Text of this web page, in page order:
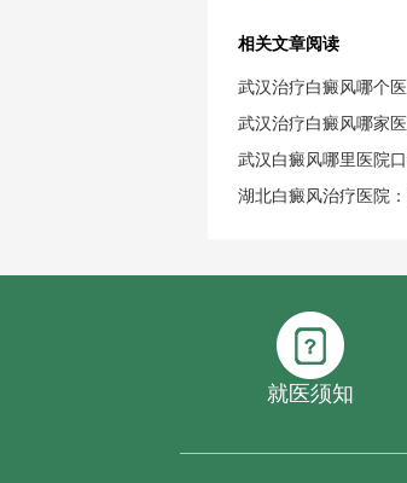
相关文章阅读
武汉治疗白癜风哪个
武汉治疗白癜风哪家
武汉白癜风哪里医院
湖北白癜风治疗医院
就医须知